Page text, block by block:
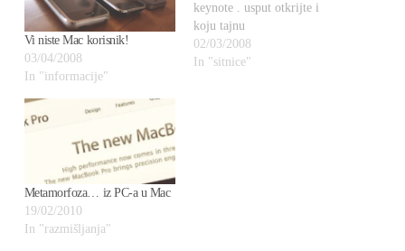
Vi niste Mac korisnik!
03/04/2008
In "informacije"
keynote . usput otkrijte i
koju tajnu
02/03/2008
In "sitnice"
Metamorfoza… iz PC-a u Mac
19/02/2010
In "razmišljanja"